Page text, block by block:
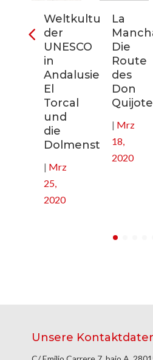
Weltkulturerbe
der
UNESCO
in
Andalusien:
El
Torcal
und
die
Dolmenstätten
| Mrz
25,
2020
La
Die
Route
des
Don
Quijote
| Mrz
18,
2020
Unsere